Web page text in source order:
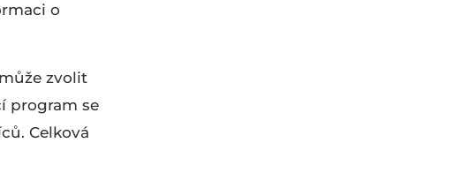
o
zvolit
program se
Celková